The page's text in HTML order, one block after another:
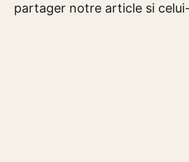
partager notre article si